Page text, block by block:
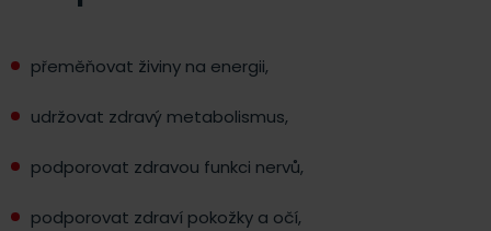
přeměňovat živiny na energii,
udržovat zdravý metabolismus,
podporovat zdravou funkci nervů,
podporovat zdraví pokožky a očí,